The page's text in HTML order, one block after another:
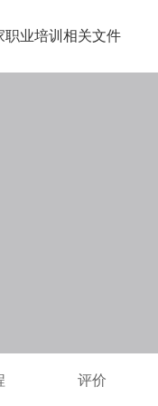
职业培训相关文件
评价